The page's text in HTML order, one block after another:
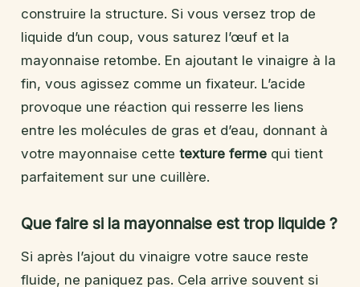
construire la structure. Si vous versez trop de
liquide d’un coup, vous saturez l’œuf et la
mayonnaise retombe. En ajoutant le vinaigre à la
fin, vous agissez comme un fixateur. L’acide
provoque une réaction qui resserre les liens
entre les molécules de gras et d’eau, donnant à
votre mayonnaise cette texture ferme qui tient
parfaitement sur une cuillère.
Que faire si la mayonnaise est trop liquide ?
Si après l’ajout du vinaigre votre sauce reste
fluide, ne paniquez pas. Cela arrive souvent si